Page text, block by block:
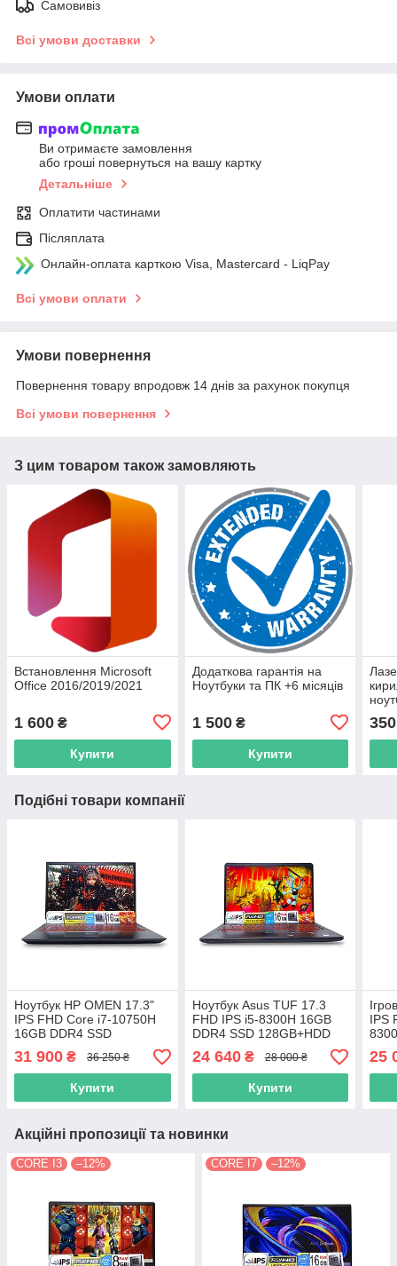
Самовивіз
Всі умови доставки
Умови оплати
Ви отримаєте замовлення
або гроші повернуться на вашу картку
Детальніше
Оплатити частинами
Післяплата
Онлайн-оплата карткою Visa, Mastercard - LiqPay
Всі умови оплати
Умови повернення
Повернення товару впродовж 14 днів за рахунок покупця
Всі умови повернення
З цим товаром також замовляють
Встановлення Microsoft
Office 2016/2019/2021
1 600 ₴
Купити
Додаткова гарантія на
Ноутбуки та ПК +6 місяців
1 500₴
Купити
350
Подібні товари компанії
Ноутбук HP OMEN 17.3"
IPS FHD Core i7-10750H
16GB DDR4 SSD
256GB+1TB HDD Nvidia
GTX 1660TI 6GB
31 900 ₴ 36 250 ₴
Купити
Ноутбук Asus TUF 17.3
FHD IPS i5-8300H 16GB
DDR4 SSD 128GB+HDD
1TB Nvidia GTX 1050 4GB
24 640₴ 28 000 ₴
Купити
IPS
25
Акційні пропозиції та новинки
CORE I3 –12% CORE I7 –12%